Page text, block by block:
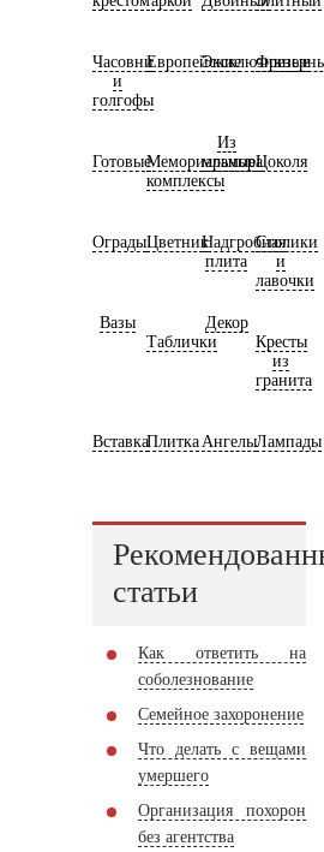
Часовни
и
голгофы
ЕвропейскиеЭксклюзивные
ГотовыеМемориальные
комплексы
Из
мрамораЦоколя
ОградыЦветникНадгробная
плита
Столики
и
лавочки
Вазы
Таблички
Декор
Кресты
из
гранита
ВставкаПлитка АнгелыЛампады
статьи
Как ответить на
соболезнование
Семейное захоронение
Что делать с вещами
умершего
Организация похорон
без агентства